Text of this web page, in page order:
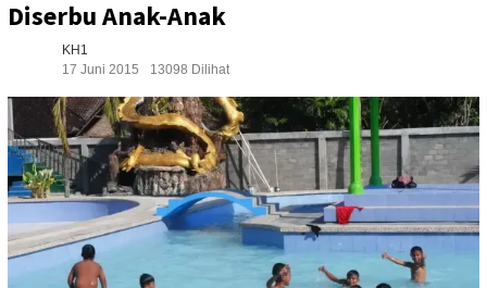
Diserbu Anak-Anak
KH1
17 Juni 2015
13098 Dilihat